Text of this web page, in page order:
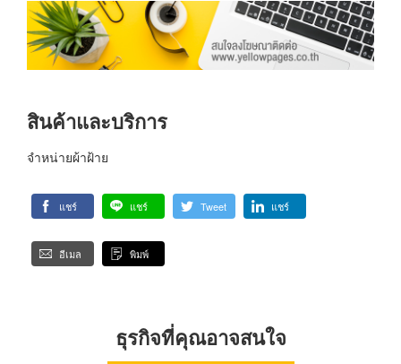
สินค้าและบริการ
จำหน่ายผ้าฝ้าย
แชร์ แชร์ Tweet แชร์
อีเมล พิมพ์
ธุรกิจที่คุณอาจสนใจ